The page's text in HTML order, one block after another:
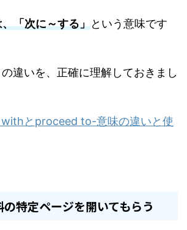
「次に～する」という意味です
違いを、正確に理解しておきまし
とproceed to-意味の違いと使
特定ページを開いてもらう